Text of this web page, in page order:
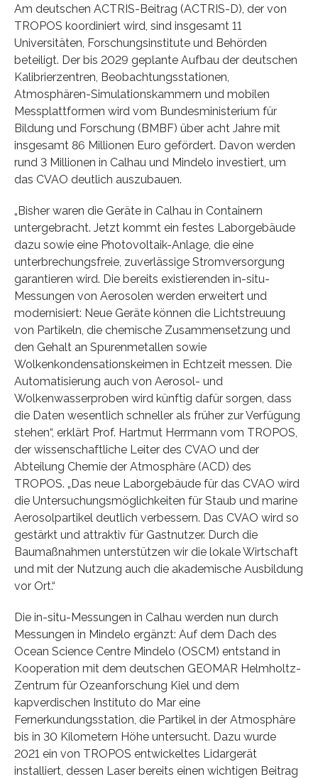
Am deutschen ACTRIS-Beitrag (ACTRIS-D), der von
TROPOS koordiniert wird, sind insgesamt 11
Universitäten, Forschungsinstitute und Behörden
beteiligt. Der bis 2029 geplante Aufbau der deutschen
Kalibrierzentren, Beobachtungsstationen,
Atmosphären-Simulationskammern und mobilen
Messplattformen wird vom Bundesministerium für
Bildung und Forschung (BMBF) über acht Jahre mit
insgesamt 86 Millionen Euro gefördert. Davon werden
rund 3 Millionen in Calhau und Mindelo investiert, um
das CVAO deutlich auszubauen.
„Bisher waren die Geräte in Calhau in Containern
untergebracht. Jetzt kommt ein festes Laborgebäude
dazu sowie eine Photovoltaik-Anlage, die eine
unterbrechungsfreie, zuverlässige Stromversorgung
garantieren wird. Die bereits existierenden in-situ-
Messungen von Aerosolen werden erweitert und
modernisiert: Neue Geräte können die Lichtstreuung
von Partikeln, die chemische Zusammensetzung und
den Gehalt an Spurenmetallen sowie
Wolkenkondensationskeimen in Echtzeit messen. Die
Automatisierung auch von Aerosol- und
Wolkenwasserproben wird künftig dafür sorgen, dass
die Daten wesentlich schneller als früher zur Verfügung
stehen“, erklärt Prof. Hartmut Herrmann vom TROPOS,
der wissenschaftliche Leiter des CVAO und der
Abteilung Chemie der Atmosphäre (ACD) des
TROPOS. „Das neue Laborgebäude für das CVAO wird
die Untersuchungsmöglichkeiten für Staub und marine
Aerosolpartikel deutlich verbessern. Das CVAO wird so
gestärkt und attraktiv für Gastnutzer. Durch die
Baumaßnahmen unterstützen wir die lokale Wirtschaft
und mit der Nutzung auch die akademische Ausbildung
vor Ort.“
Die in-situ-Messungen in Calhau werden nun durch
Messungen in Mindelo ergänzt: Auf dem Dach des
Ocean Science Centre Mindelo (OSCM) entstand in
Kooperation mit dem deutschen GEOMAR Helmholtz-
Zentrum für Ozeanforschung Kiel und dem
kapverdischen Instituto do Mar eine
Fernerkundungsstation, die Partikel in der Atmosphäre
bis in 30 Kilometern Höhe untersucht. Dazu wurde
2021 ein von TROPOS entwickeltes Lidargerät
installiert, dessen Laser bereits einen wichtigen Beitrag